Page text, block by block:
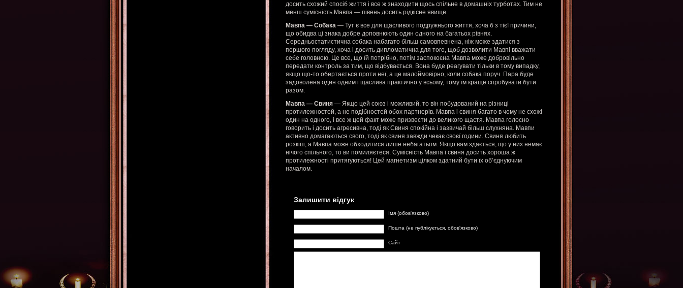
досить схожий спосіб життя і все ж знаходити щось спільне в домашніх турботах. Тим не
менш сумісність Мавпа — півень досить рідкісне явище.
Мавпа — Собака — Тут є все для щасливого подружнього життя, хоча б з тієї причини,
що обидва ці знака добре доповнюють один одного на багатьох рівнях.
Середньостатистична собака набагато більш самовпевнена, ніж може здатися з
першого погляду, хоча і досить дипломатична для того, щоб дозволити Мавпі вважати
себе головною. Це все, що їй потрібно, потім заспокоєна Мавпа може добровільно
передати контроль за тим, що відбувається. Вона буде реагувати тільки в тому випадку,
якщо що-то обертається проти неї, а це малоймовірно, коли собака поруч. Пара буде
задоволена один одним і щаслива практично у всьому, тому їм краще спробувати бути
разом.
Мавпа — Свиня — Якщо цей союз і можливий, то він побудований на різниці
протилежностей, а не подібностей обох партнерів. Мавпа і свиня багато в чому не схожі
один на одного, і все ж цей факт може призвести до великого щастя. Мавпа голосно
говорить і досить агресивна, тоді як Свиня спокійна і зазвичай більш слухняна. Мавпи
активно домагаються свого, тоді як свиня завжди чекає своєї години. Свиня любить
розкіш, а Мавпа може обходитися лише небагатьом. Якщо вам здається, що у них немає
нічого спільного, то ви помиляєтеся. Сумісність Мавпа і свиня досить хороша ж
протилежності притягуються! Цей магнетизм цілком здатний бути їх об’єднуючим
началом.
Залишити відгук
Імя (обов'язково)
Пошта (не публікується, обов'язково)
Сайт